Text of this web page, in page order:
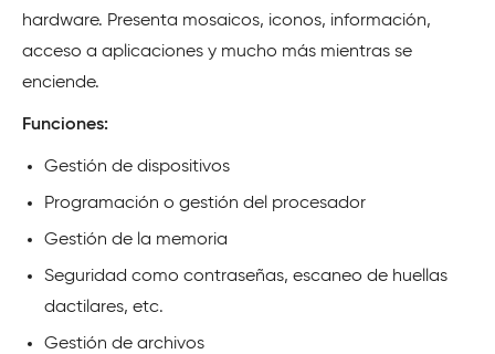
hardware. Presenta mosaicos, iconos, información,
acceso a aplicaciones y mucho más mientras se
enciende.
Funciones:
Gestión de dispositivos
Programación o gestión del procesador
Gestión de la memoria
Seguridad como contraseñas, escaneo de huellas
dactilares, etc.
Gestión de archivos